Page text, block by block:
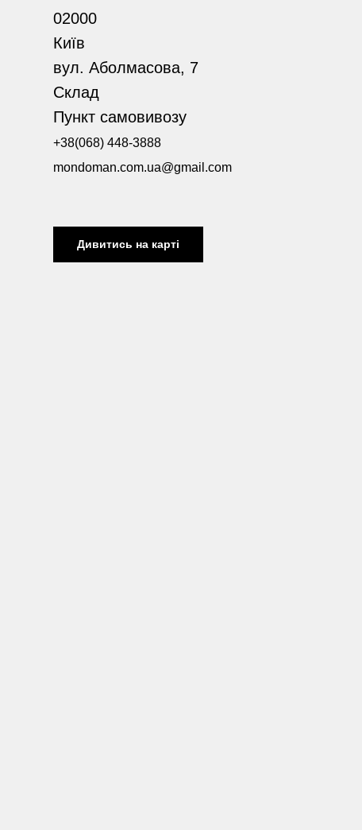
02000
Київ
вул. Аболмасова, 7
Склад
Пункт самовивозу
+38(068) 448-3888
mondoman.com.ua@gmail.com
Дивитись на карті